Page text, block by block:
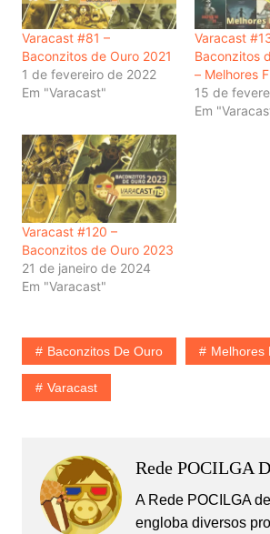
Varacast #81 –
Baconzitos de Ouro 2021
1 de fevereiro de 2022
Em "Varacast"
Varacast
Baconzitos
– Melhores
15 de
Em
Varacast #120 –
Baconzitos de Ouro 2023
21 de janeiro de 2024
Em "Varacast"
Baconzitos De Ouro Melhores
Varacast
Rede POCILGA
A Rede POCILGA
engloba diversos